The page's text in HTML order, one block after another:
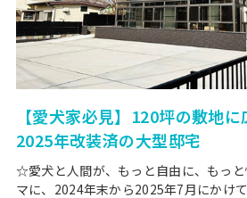
【愛犬家必見】120坪の敷地
2025年改装済の大型邸宅
☆愛犬と人間が、もっと自由に、もっ
マに、2024年末から2025年7月にかけ